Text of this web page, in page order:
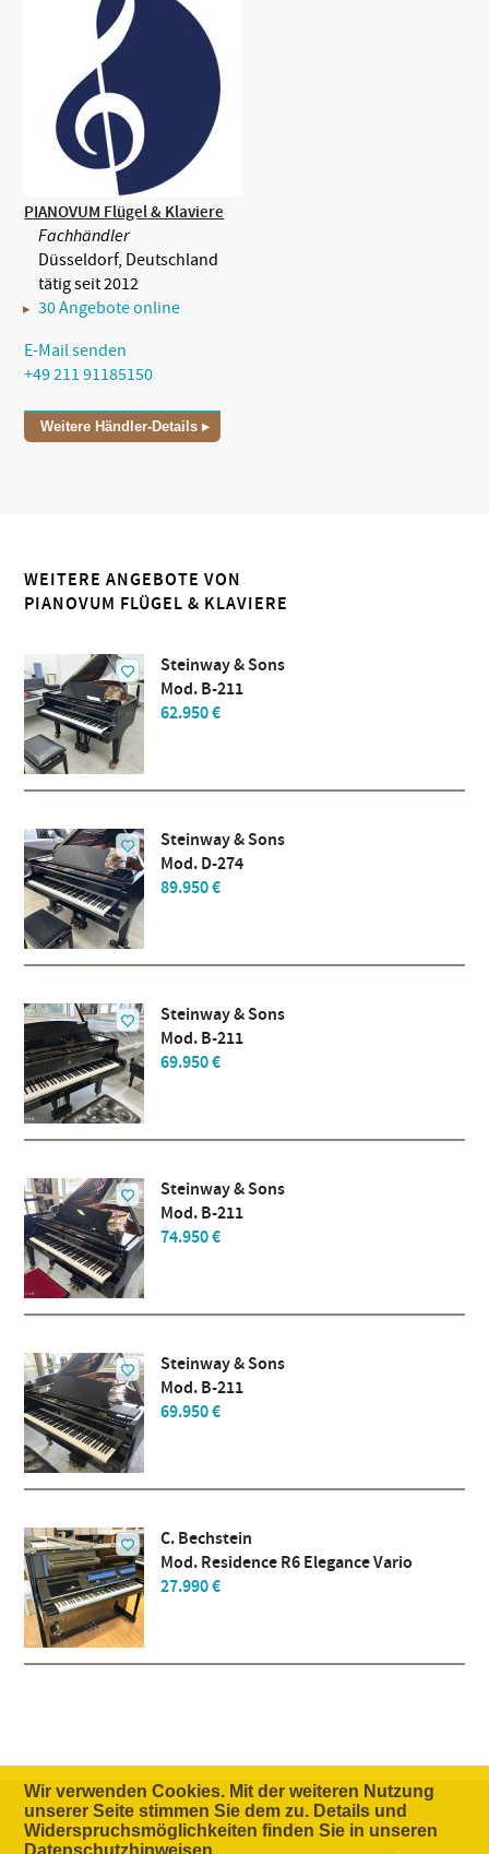
PIANOVUM Flügel & Klaviere
Fachhändler
Düsseldorf, Deutschland
tätig seit 2012
30 Angebote online
E-Mail senden
+49 211 91185150
Weitere Händler-Details
WEITERE ANGEBOTE VON
PIANOVUM FLÜGEL & KLAVIERE
Steinway & Sons
Mod. B-211
62.950 €
Steinway & Sons
Mod. D-274
89.950 €
Steinway & Sons
Mod. B-211
69.950 €
Steinway & Sons
Mod. B-211
74.950 €
Steinway & Sons
Mod. B-211
69.950 €
C. Bechstein
Mod. Residence R6 Elegance Vario
27.990 €
Die Idee Unternehmen
Kontakt
Wir verwenden Cookies. Mit der weiteren Nutzung
unserer Seite stimmen Sie dem zu. Details und
Widerspruchsmöglichkeiten finden Sie in unseren
Datenschutzhinweisen